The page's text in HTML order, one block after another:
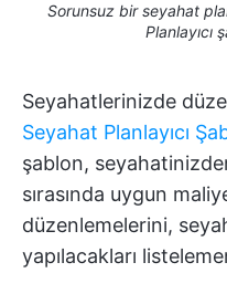
Sorunsuz bir seyahat
Planlayıcı
Seyahatlerinizde
Seyahat Planlayıcı
şablon,
sırasında uygun
düzenlemelerini,
yapılacakları